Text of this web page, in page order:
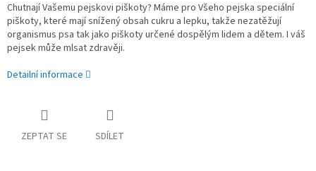
Chutnají Vašemu pejskovi piškoty? Máme pro Všeho pejska speciální
piškoty, které mají snížený obsah cukru a lepku, takže nezatěžují
organismus psa tak jako piškoty určené dospělým lidem a dětem. I váš
pejsek může mlsat zdravěji.
Detailní informace
ZEPTAT SE SDÍLET